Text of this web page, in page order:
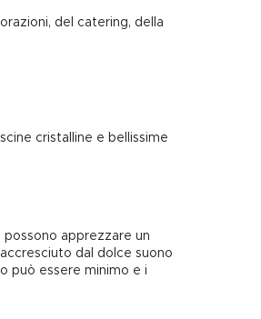
del catering, della
cristalline e bellissime
apprezzare un
dal dolce suono
può essere minimo e i